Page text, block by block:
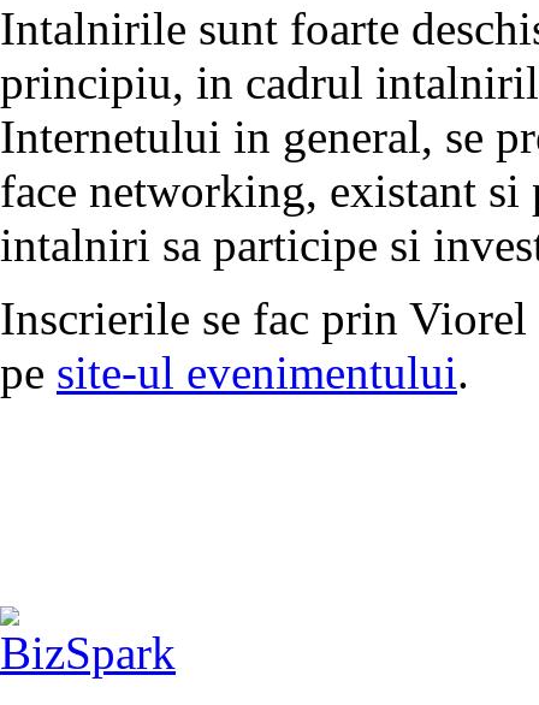
Intalnirile sunt foarte
principiu, in cadrul
Internetului in general, se
face networking, existant
intalniri sa participe si
Inscrierile se fac prin Viorel
pe site-ul evenimentului.